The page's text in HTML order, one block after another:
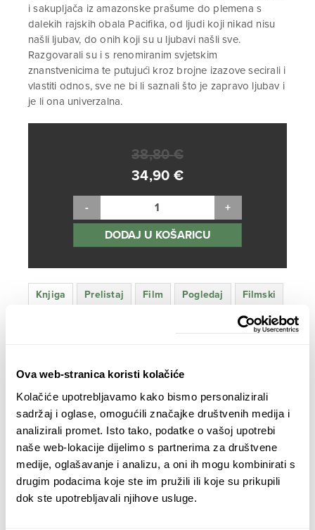
Ova web-stranica koristi kolačiće
Kolačiće upotrebljavamo kako bismo personalizirali
sadržaj i oglase, omogućili značajke društvenih medija i
analizirali promet. Isto tako, podatke o vašoj upotrebi
naše web-lokacije dijelimo s partnerima za društvene
medije, oglašavanje i analizu, a oni ih mogu kombinirati s
drugim podacima koje ste im pružili ili koje su prikupili
dok ste upotrebljavali njihove usluge.
i sakupljača iz amazonske prašume do plemena s
dalekih rajskih obala Pacifika, od ljudi koji nikad nisu
našli ljubav, do onih koji su u ljubavi našli sve.
Razgovarali su i s renomiranim svjetskim
znanstvenicima te putujući kroz brojne izazove secirali i
vlastiti odnos, sve ne bi li saznali što je zapravo ljubav i
je li ona univerzalna.
38,80€
Izvorna
cijena
bila
je:
34,90 €
Trenutna
cijena
je:
DODAJ U KOŠARICU
Knjiga
Prelistaj
Film
Pogledaj
Filmski
etnografsku studiju te predstavlja inspirativno
različite aspekte značenja koje ljubav ima u današnjoj
kulturi. Od različitih znanstvenih pogleda na ljubav do
intrigantnih osobnih priča, ova knjiga nudi jedinstveni
pogled na evoluciju, podrijetlo i razvoj koncepta ljubavi
kroz povijest, uzimajući u obzir njezine različite oblike
te njen društveni i osobni značaj.